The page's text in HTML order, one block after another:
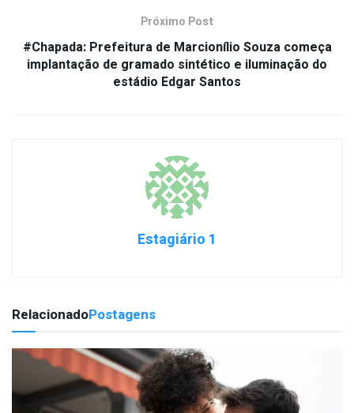
Próximo Post
#Chapada: Prefeitura de Marcionílio Souza começa
implantação de gramado sintético e iluminação do
estádio Edgar Santos
Estagiário 1
RelacionadoPostagens